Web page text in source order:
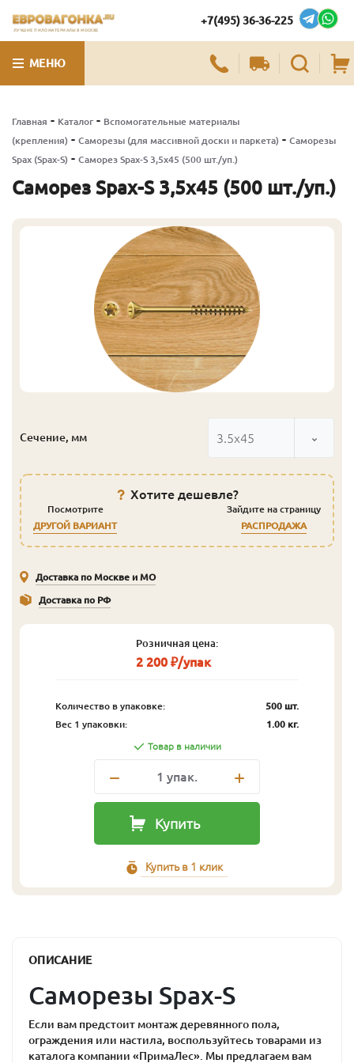
ЛУЧШИЕ ПИЛОМАТЕРИАЛЫ В МОСКВЕ
+7(495) 36-36-225
МЕНЮ
Главная - Каталог - Вспомогательные материалы
(крепления) - Саморезы (для массивной доски и паркета) - Саморезы
Spax (Spax-S) - Саморез Spax-S 3,5х45 (500 шт./уп.)
Саморез Spax-S 3,5х45 (500 шт./уп.)
Сечение, мм 3.5x45
Хотите дешевле?
Посмотрите
ДРУГОЙ ВАРИАНТ
Зайдите на страницу
РАСПРОДАЖА
Доставка по Москве и МО
Доставка по РФ
Розничная цена:
2 200 ₽/упак
Количество в упаковке:
500 шт.
Вес 1 упаковки:
1.00 кг.
Товар в наличии
1 упак.
Купить
Купить в 1 клик
ОПИСАНИЕ
Саморезы Spax-S
Если вам предстоит монтаж деревянного пола,
ограждения или настила, воспользуйтесь товарами из
каталога компании «ПримаЛес». Мы предлагаем вам